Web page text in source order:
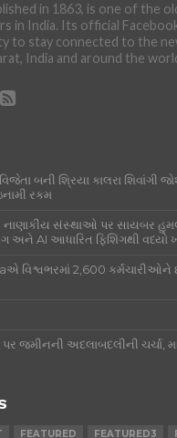
in 1863, is one of the
in India. Its official
to stay connected to the
India and around the
બની શ્રિયા કાલરા શિવાંગી
રકમ
નાણાકીય સંસ્થાઓ પર સાયબર
અને AI આધારિત ફિશિંગથી વધ્યો
વિશ્વભરમાં 2,600 કર્મચારીઓને
જમીનની અદલાબદલીની ચર્ચા,
FEATURED FEATURED3